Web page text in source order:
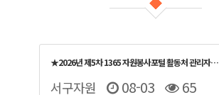
★2026년 제5차 1365 자원봉사포털 활동처 관리자…
서구자원 08-03 65